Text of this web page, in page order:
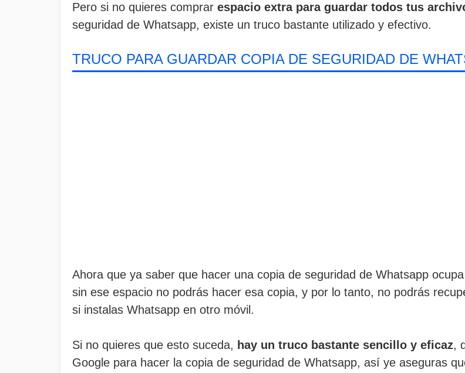
Pero si no quieres comprar espacio extra para guardar todos tus
seguridad de Whatsapp, existe un truco bastante utilizado y efectivo.
TRUCO PARA GUARDAR COPIA DE SEGURIDAD DE
Ahora que ya saber que hacer una copia de seguridad de Whatsapp
sin ese espacio no podrás hacer esa copia, y por lo tanto, no podrás
si instalas Whatsapp en otro móvil.
Si no quieres que esto suceda, hay un truco bastante sencillo y eficaz,
Google para hacer la copia de seguridad de Whatsapp, así ye aseguras